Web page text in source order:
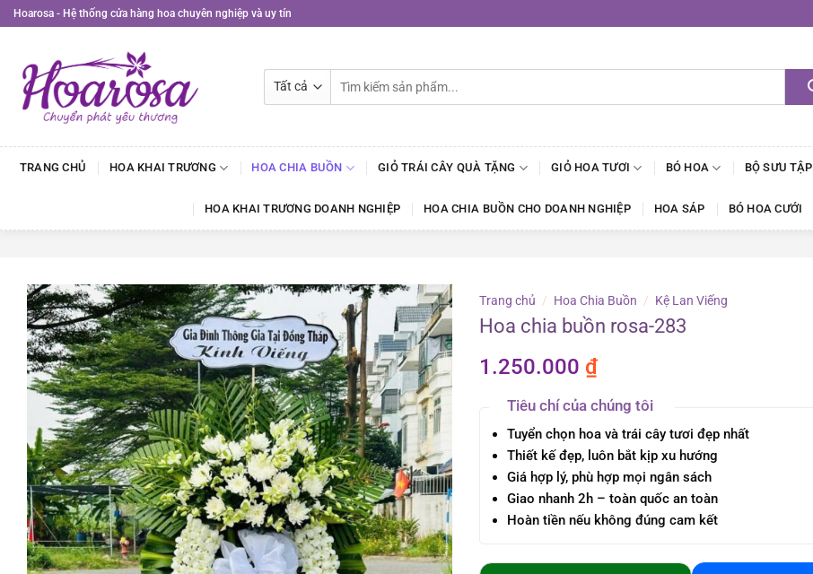
Bỏ
qua
dung
Hoarosa - Hệ thống cửa hàng hoa chuyên nghiệp và uy tín
kiếm:
TRANG CHỦ HOA KHAI TRƯƠNG HOA CHIA BUỒN GIỎ TRÁI CÂY QUÀ TẶNG GIỎ HOA TƯƠI BÓ HOA BỘ SƯU TẬP
HOA KHAI TRƯƠNG DOANH NGHIỆP HOA CHIA BUỒN CHO DOANH NGHIỆP HOA SÁP BÓ HOA CƯỚI
Trang chủ / Hoa Chia Buồn / Kệ Lan Viếng
Hoa chia buồn rosa-283
1.250.000 ₫
Tiêu chí của chúng tôi
Tuyển chọn hoa và trái cây tươi đẹp nhất
Thiết kế đẹp, luôn bắt kịp xu hướng
Giá hợp lý, phù hợp mọi ngân sách
Giao nhanh 2h – toàn quốc an toàn
Hoàn tiền nếu không đúng cam kết